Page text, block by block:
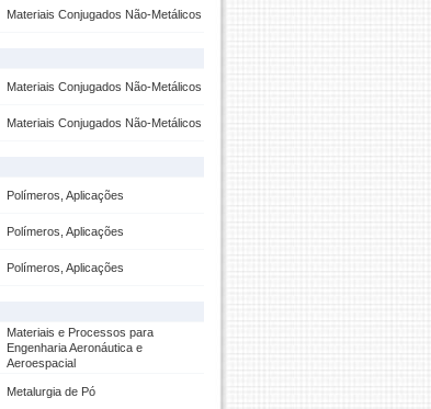
Materiais Conjugados Não-Metálicos
Materiais Conjugados Não-Metálicos
Materiais Conjugados Não-Metálicos
Polímeros, Aplicações
Polímeros, Aplicações
Polímeros, Aplicações
Materiais e Processos para
Engenharia Aeronáutica e
Aeroespacial
Metalurgia de Pó